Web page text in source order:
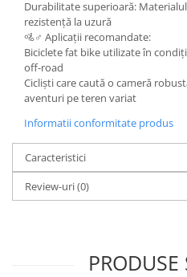
Durabilitate superioară:
rezistență la uzură
🚵♂️ Aplicații recomandate:
Biciclete fat bike utilizate în
off-road
Cicliști care caută o cameră
aventuri pe teren variat
Informatii conformitate produs
Caracteristici
Review-uri(0)